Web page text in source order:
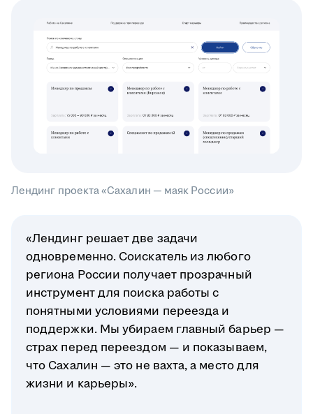
Лендинг проекта «Сахалин — маяк России»
«Лендинг решает две задачи
одновременно. Соискатель из любого
региона России получает прозрачный
инструмент для поиска работы с
понятными условиями переезда и
поддержки. Мы убираем главный барьер —
страх перед переездом — и показываем,
что Сахалин — это не вахта, а место для
жизни и карьеры».